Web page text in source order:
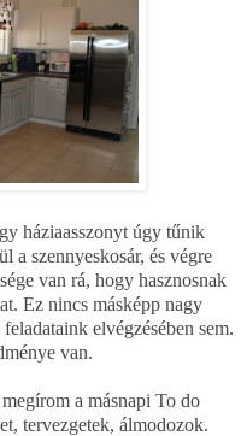
háziaasszonyt úgy tűnik
a szennyeskosár, és végre
van rá, hogy hasznosnak
Ez nincs másképp nagy
elvégzésében sem.
van.
a másnapi To do
tervezgetek, álmodozok.